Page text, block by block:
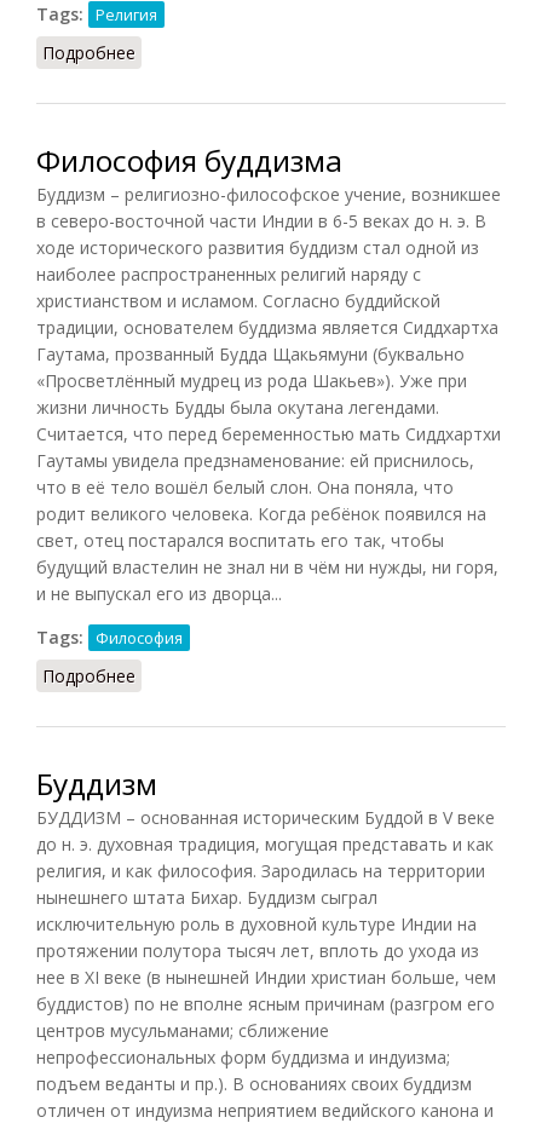
Tags:
Религия
Подробнее
Философия буддизма
Буддизм – религиозно-философское учение, возникшее
в северо-восточной части Индии в 6-5 веках до н. э. В
ходе исторического развития буддизм стал одной из
наиболее распространенных религий наряду с
христианством и исламом. Согласно буддийской
традиции, основателем буддизма является Сиддхартха
Гаутама, прозванный Будда Щакьямуни (буквально
«Просветлённый мудрец из рода Шакьев»). Уже при
жизни личность Будды была окутана легендами.
Считается, что перед беременностью мать Сиддхартхи
Гаутамы увидела предзнаменование: ей приснилось,
что в её тело вошёл белый слон. Она поняла, что
родит великого человека. Когда ребёнок появился на
свет, отец постарался воспитать его так, чтобы
будущий властелин не знал ни в чём ни нужды, ни горя,
и не выпускал его из дворца...
Tags:
Философия
Подробнее
Буддизм
БУДДИЗМ – основанная историческим Буддой в V веке
до н. э. духовная традиция, могущая представать и как
религия, и как философия. Зародилась на территории
нынешнего штата Бихар. Буддизм сыграл
исключительную роль в духовной культуре Индии на
протяжении полутора тысяч лет, вплоть до ухода из
нее в XI веке (в нынешней Индии христиан больше, чем
буддистов) по не вполне ясным причинам (разгром его
центров мусульманами; сближение
непрофессиональных форм буддизма и индуизма;
подъем веданты и пр.). В основаниях своих буддизм
отличен от индуизма неприятием ведийского канона и